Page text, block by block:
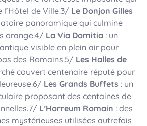
de Ville.3/ Le Donjon Gilles
panoramique qui culmine
orange.4/ La Via Domitia : un
visible en plein air pour
des Romains.5/ Les Halles de
couvert centenaire réputé pour
Les Grands Buffets : un
proposant des centaines de
L’Horreum Romain : des
mystérieuses utilisées autrefois